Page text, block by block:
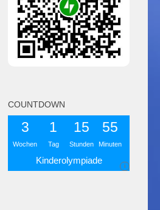
COUNTDOWN
3
Wochen
1
Tag
15
Stunden
55
Minuten
Kinderolympiade
i